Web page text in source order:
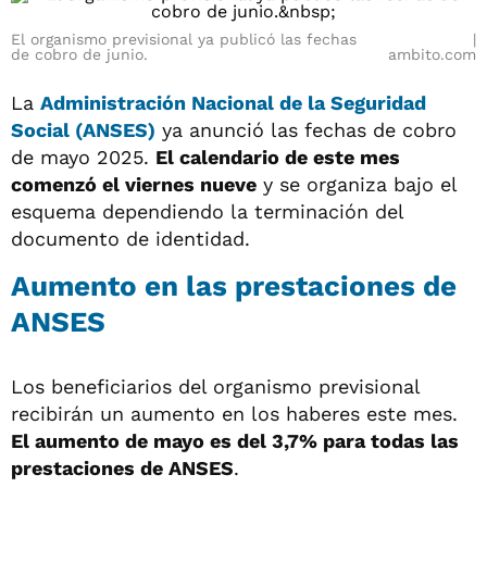
El organismo previsional ya publicó las fechas
de cobro de junio.
ambito.com
La Administración Nacional de la Seguridad
Social (ANSES) ya anunció las fechas de cobro
de mayo 2025. El calendario de este mes
comenzó el viernes nueve y se organiza bajo el
esquema dependiendo la terminación del
documento de identidad.
Aumento en las prestaciones de
ANSES
Los beneficiarios del organismo previsional
recibirán un aumento en los haberes este mes.
El aumento de mayo es del 3,7% para todas las
prestaciones de ANSES.